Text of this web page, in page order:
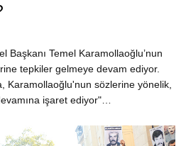
Başkanı Temel Karamollaoğlu’nun
tepkiler gelmeye devam ediyor.
Karamollaoğlu'nun sözlerine yönelik,
işaret ediyor"…